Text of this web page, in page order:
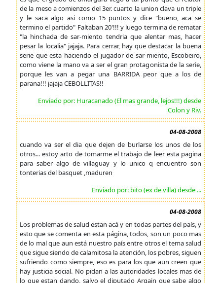
de la meso a comienzos del 3er. cuarto la union clava un triple
y le saca algo asi como 15 puntos y dice "bueno, aca se
termino el partido" Faltaban 20'!!! y luego termina de rematar
"la hinchada de sar-miento tendria que alentar mas, hacer
pesar la localia" jajaja. Para cerrar, hay que destacar la buena
serie que esta haciendo el jugador de sar-miento, Escobeiro,
como viene la mano va a ser el gran protagonista de la serie,
porque les van a pegar una BARRIDA peor que a los de
parana!!! jajaja CEBOLLITAS!!
Enviado por: Huracanado (El mas grande, lejos!!!) desde
Colon y Riv.
04-08-2008
cuando va ser el dia que dejen de burlarse los unos de los
otros... estoy arto de tomarme el trabajo de leer esta pagina
para saber algo de villaguay y lo unico q encuentro son
tonterias del basquet ,maduren
Enviado por: bito (ex de villa) desde ...
04-08-2008
Los problemas de salud estan acá y en todas partes del país, y
esto que se comenta en esta página, todos, son un poco mas
de lo mal que aun está nuestro país entre otros el tema salud
que sigue siendo de calamitosa la atención, los pobres, siguen
sufriendo como siempre, eso es para los que aun creen que
hay justicia social. No pidan a las autoridades locales mas de
lo que estan dando, salvo el diputado Argain que sabe algo